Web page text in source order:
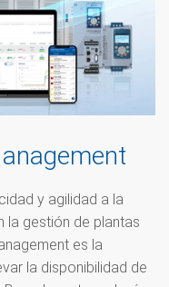
y agilidad a la
la gestión de plantas
es la
la disponibilidad de